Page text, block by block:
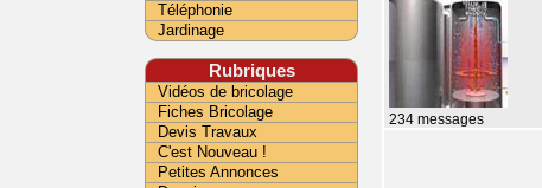
234 messages
Téléphonie
Jardinage
Rubriques
Vidéos de bricolage
Fiches Bricolage
Devis Travaux
C'est Nouveau !
Petites Annonces